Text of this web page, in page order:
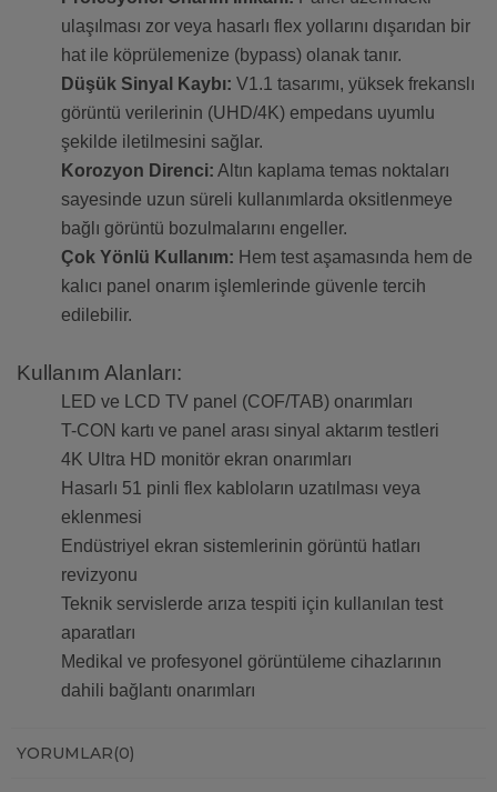
ulaşılması zor veya hasarlı flex yollarını dışarıdan bir
hat ile köprülemenize (bypass) olanak tanır.
Düşük Sinyal Kaybı: V1.1 tasarımı, yüksek frekanslı
görüntü verilerinin (UHD/4K) empedans uyumlu
şekilde iletilmesini sağlar.
Korozyon Direnci: Altın kaplama temas noktaları
sayesinde uzun süreli kullanımlarda oksitlenmeye
bağlı görüntü bozulmalarını engeller.
Çok Yönlü Kullanım: Hem test aşamasında hem de
kalıcı panel onarım işlemlerinde güvenle tercih
edilebilir.
Kullanım Alanları:
LED ve LCD TV panel (COF/TAB) onarımları
T-CON kartı ve panel arası sinyal aktarım testleri
4K Ultra HD monitör ekran onarımları
Hasarlı 51 pinli flex kabloların uzatılması veya
eklenmesi
Endüstriyel ekran sistemlerinin görüntü hatları
revizyonu
Teknik servislerde arıza tespiti için kullanılan test
aparatları
Medikal ve profesyonel görüntüleme cihazlarının
dahili bağlantı onarımları
YORUMLAR(0)